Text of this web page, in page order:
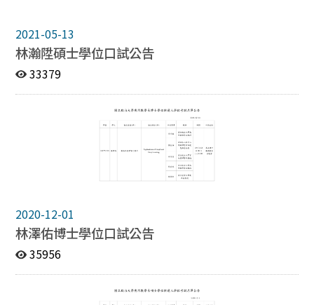
2021-05-13
林瀚陞碩士學位口試公告
33379
2020-12-01
林澤佑博士學位口試公告
35956